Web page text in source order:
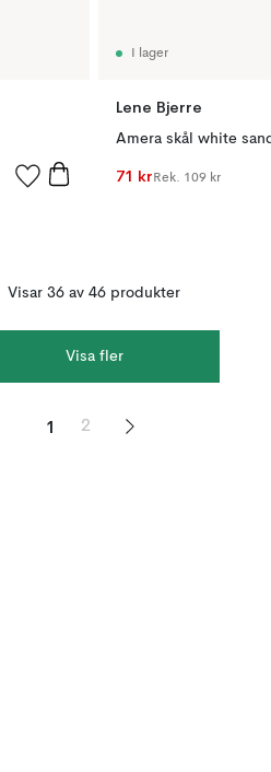
I lager
Lene Bjerre
Amera skål white
71 kr Rek. 109 kr
Visar 36 av 46 produkter
Visa fler
1 2